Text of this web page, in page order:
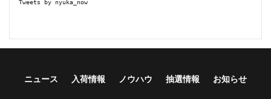
Tweets by nyuka_now
ニュース 入荷情報 ノウハウ 抽選情報 お知らせ